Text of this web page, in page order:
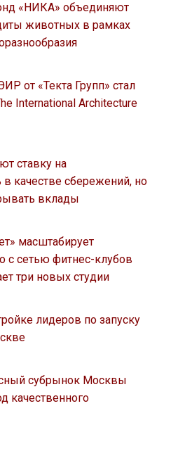
«НИКА» объединяют
животных в рамках
от «Текта Групп» стал
International Architecture
ставку на
качестве сбережений, но
вклады
масштабирует
с сетью фитнес-клубов
три новых студии
лидеров по запуску
субрынок Москвы
качественного